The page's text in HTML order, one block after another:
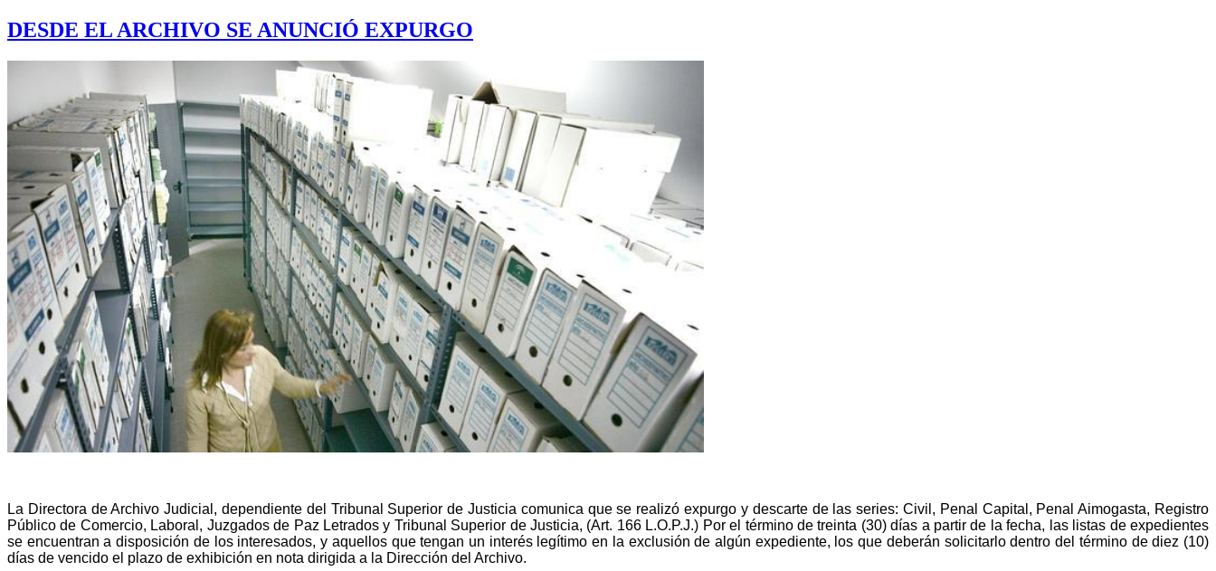
DESDE EL ARCHIVO SE ANUNCIÓ EXPURGO
La Directora de Archivo Judicial, dependiente del Tribunal Superior de Justicia comunica que se realizó expurgo y descarte de las series: Civil, Penal Capital, Penal Aimogasta, Registro
Público de Comercio, Laboral, Juzgados de Paz Letrados y Tribunal Superior de Justicia, (Art. 166 L.O.P.J.) Por el término de treinta (30) días a partir de la fecha, las listas de expedientes
se encuentran a disposición de los interesados, y aquellos que tengan un interés legítimo en la exclusión de algún expediente, los que deberán solicitarlo dentro del término de diez (10)
días de vencido el plazo de exhibición en nota dirigida a la Dirección del Archivo.